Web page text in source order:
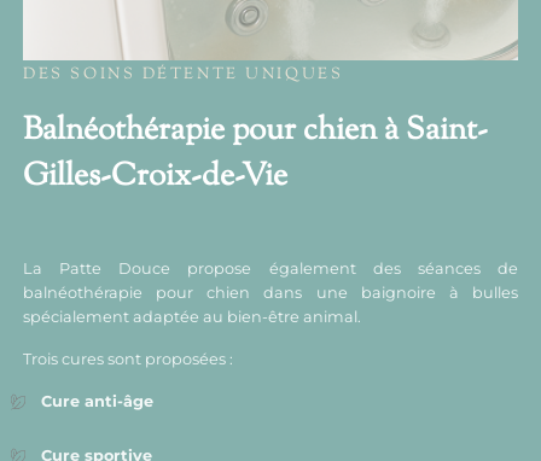
DES SOINS DÉTENTE UNIQUES
Balnéothérapie pour chien à Saint-
Gilles-Croix-de-Vie
La Patte Douce propose également des séances de
balnéothérapie pour chien dans une baignoire à bulles
spécialement adaptée au bien-être animal.
Trois cures sont proposées :
Cure anti-âge
Cure sportive